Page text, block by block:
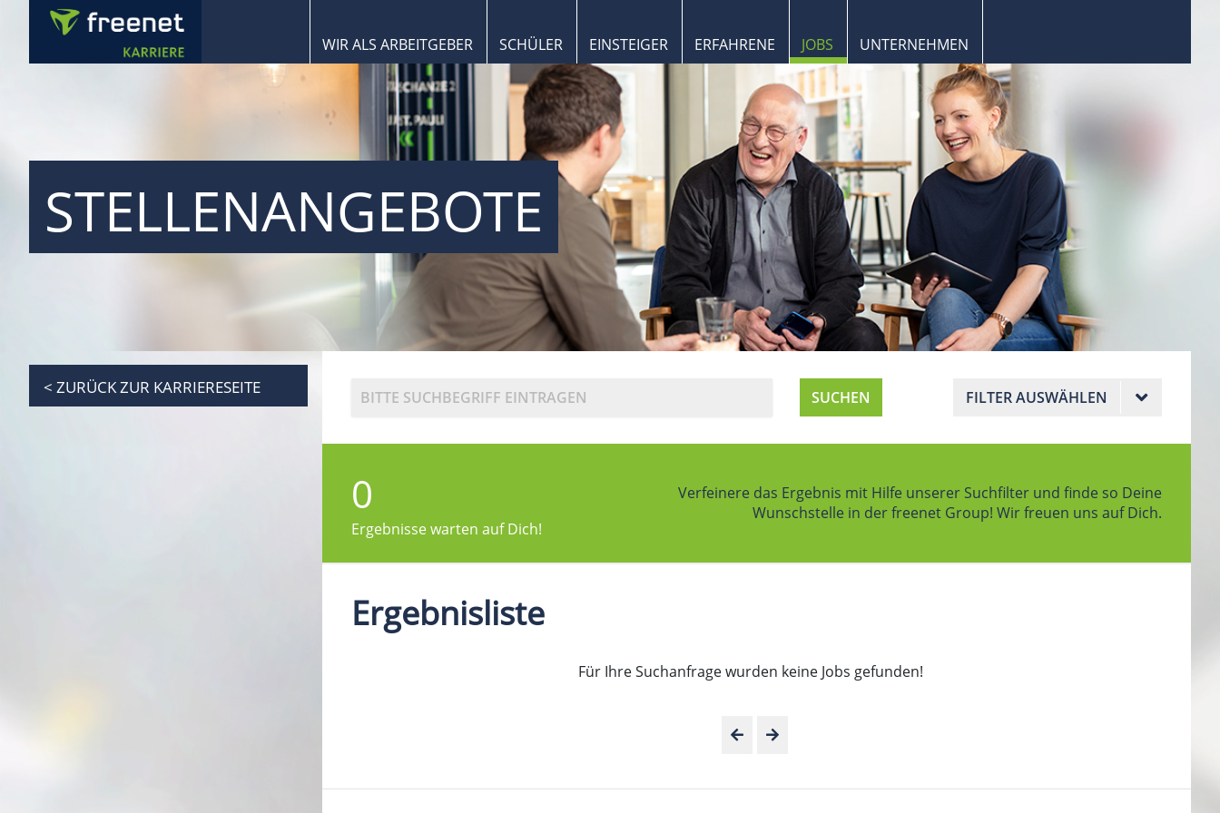
WIR ALS ARBEITGEBER SCHÜLER EINSTEIGER ERFAHRENE JOBS UNTERNEHMEN
STELLENANGEBOTE
SUCHEN FILTER AUSWÄHLEN
0
Ergebnisse warten auf Dich!
Verfeinere das Ergebnis mit Hilfe unserer Suchfilter und finde so Deine
Wunschstelle in der freenet Group! Wir freuen uns auf Dich.
Ergebnisliste
Für Ihre Suchanfrage wurden keine Jobs gefunden!
< ZURÜCK ZUR KARRIERESEITE